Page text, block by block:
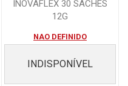
INOVAFLEX 30 SACHÊS
12G
NAO DEFINIDO
INDISPONÍVEL